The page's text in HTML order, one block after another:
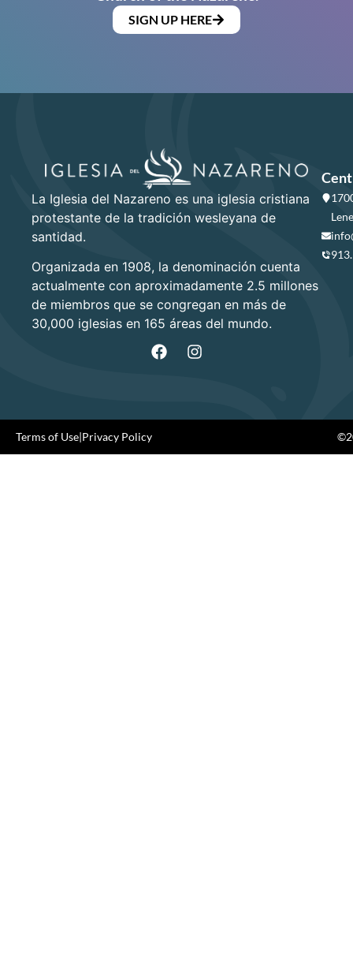
SIGN UP HERE
La Iglesia del Nazareno es una iglesia cristiana
protestante de la tradición wesleyana de
santidad.
Organizada en 1908, la denominación cuenta
actualmente con aproximadamente 2.5 millones
de miembros que se congregan en más de
30,000 iglesias en 165 áreas del mundo.
Terms of Use|Privacy Policy